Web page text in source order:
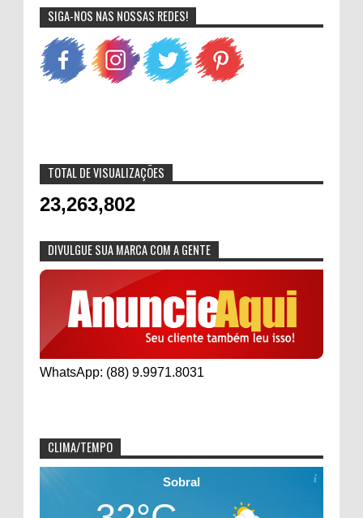
SIGA-NOS NAS NOSSAS REDES!
TOTAL DE VISUALIZAÇÕES
23,263,802
DIVULGUE SUA MARCA COM A GENTE
WhatsApp: (88) 9.9971.8031
CLIMA/TEMPO
Sobral